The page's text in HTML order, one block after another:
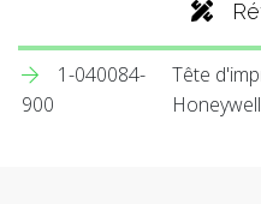
1-040084-
900
Tête